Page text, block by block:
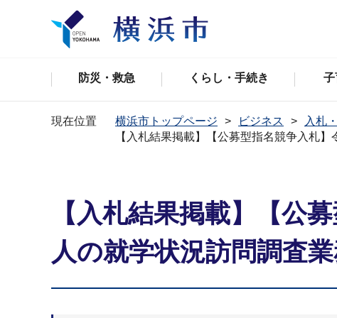
防災・救急 くらし・手続き 子
現在位置 横浜市トップページ ビジネス 入札
【入札結果掲載】【公募型指名競争入札
【入札結果掲載】【公
人の就学状況訪問調査